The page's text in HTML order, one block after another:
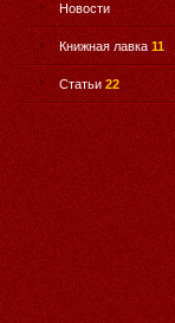
Новости
Книжная лавка 11
Статьи 22